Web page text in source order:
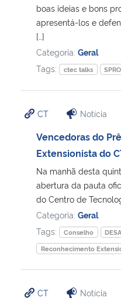
Ministério da Mulher, da Família e
Secretaria-Geral
Secretaria de Governo
boas ideias e bons
apresentá-los e
[…]
Categoria: Geral
Tags:
ctec talks
CT Notícia
Vencedoras do
Extensionista do
Na manhã desta
abertura da pauta
do Centro de
Categoria: Geral
Tags:
Conselho DESA
Reconhecimento
CT Notícia